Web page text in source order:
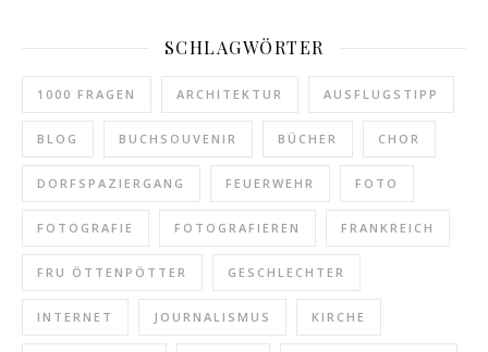
SCHLAGWÖRTER
1000 FRAGEN ARCHITEKTUR AUSFLUGSTIPP
BLOG BUCHSOUVENIR BÜCHER CHOR
DORFSPAZIERGANG FEUERWEHR FOTO
FOTOGRAFIE FOTOGRAFIEREN FRANKREICH
FRU ÖTTENPÖTTER GESCHLECHTER
INTERNET JOURNALISMUS KIRCHE